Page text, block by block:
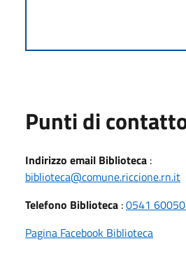
Punti di
Indirizzo email Biblioteca :
biblioteca@comune.riccione.rn.it
Telefono Biblioteca :0541
Pagina Facebook Biblioteca